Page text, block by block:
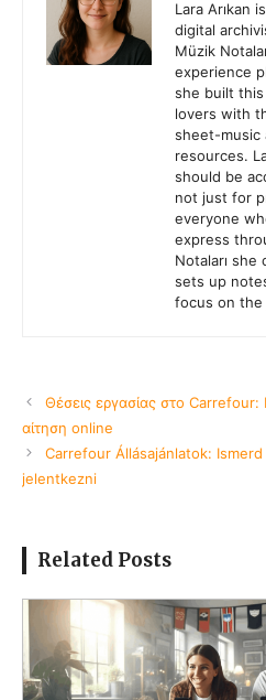
Lara Arıkan
digital
Müzik
experience
she built
lovers with
sheet-music
resources.
should be
not just for
everyone
express
Notaları
sets up
focus on the
Θέσεις εργασίας στο
αίτηση online
Carrefour Állásajánlatok:
jelentkezni
Related Posts